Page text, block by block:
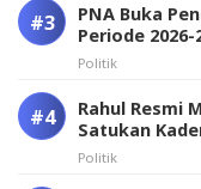
PNA Buka
Periode
Politik
Rahul Resmi
Satukan
Politik